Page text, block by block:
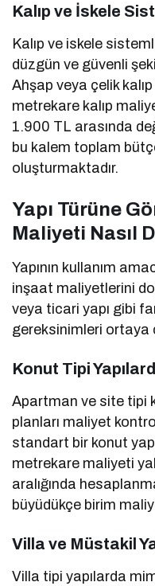
Kalıp ve İskele
Kalıp ve iskele
düzgün ve güvenli
Ahşap veya çelik
metrekare kalıp
1.900 TL arasında
bu kalem toplam
oluşturmaktadır.
Yapı Türüne
Maliyeti Nasıl
Yapının kullanım
inşaat maliyetlerini
veya ticari yapı gibi
gereksinimleri ortaya
Konut Tipi
Apartman ve site tipi
planları maliyet
standart bir konut
metrekare maliyeti
aralığında
büyüdükçe birim
Villa ve Müstakil
Villa tipi yapılarda